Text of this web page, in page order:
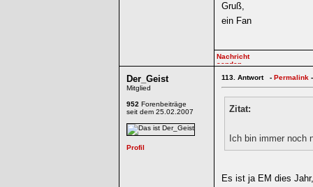
Gruß,
ein Fan
Der_Geist
Mitglied
952 Forenbeiträge
seit dem 25.02.2007
113. Antwort - Permalink -
Zitat:
Ich bin immer noch
Es ist ja EM dies